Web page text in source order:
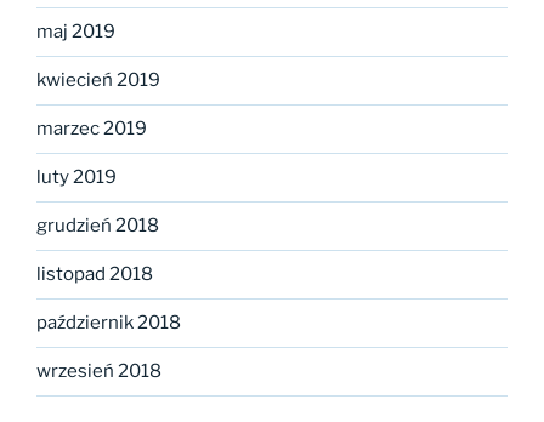
maj 2019
kwiecień 2019
marzec 2019
luty 2019
grudzień 2018
listopad 2018
październik 2018
wrzesień 2018